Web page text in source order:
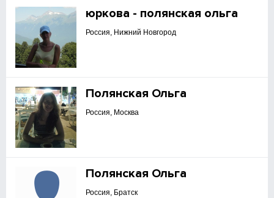
юркова - полянская ольга
Россия, Нижний Новгород
Полянская Ольга
Россия, Москва
Полянская Ольга
Россия, Братск